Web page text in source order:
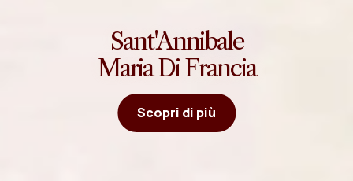
Sant'Annibale
Maria Di Francia
Scopri di più